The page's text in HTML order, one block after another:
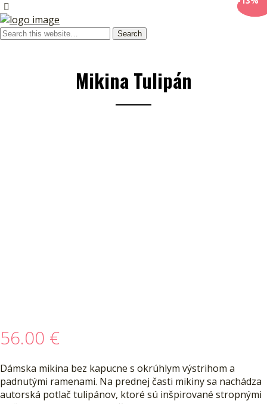
Mikina Tulipán
56.00 €
Dámska mikina bez kapucne s okrúhlym výstrihom a
padnutými ramenami. Na prednej časti mikiny sa nachádza
autorská potlač tulipánov, ktoré sú inšpirované stropnými